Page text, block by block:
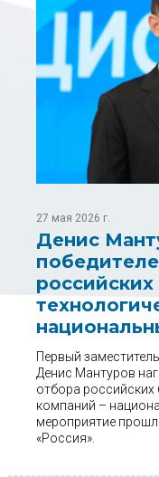
27 мая 2026 г.
Денис
Первый
Денис Мантуров
отбора российских
компаний –
мероприятие
«Россия».